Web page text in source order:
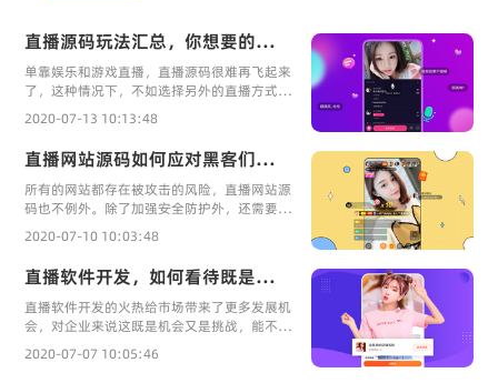
直播源码玩法汇总，你想要的玩法这里都有
单靠娱乐和游戏直播，直播源码很难再飞起来
了，这种情况下，不如选择另外的直播方式，
通过另一种道路重新扩展直播行业的覆盖范
围。
2020-07-13 10:13:48
直播网站源码如何应对黑客们的攻击
所有的网站都存在被攻击的风险，直播网站源
码也不例外。除了加强安全防护外，还需要小
心接入各个接口的三方，常见的直播网站源码
攻击方式有以下几种。
2020-07-10 10:03:48
直播软件开发，如何看待既是机遇又是挑战
直播软件开发的火热给市场带来了更多发展机
会，对企业来说这既是机会又是挑战，能不能
顺利搭上这班车，摆脱激烈的竞争状态为企业
谋求新发展成为重点。
2020-07-07 10:05:46